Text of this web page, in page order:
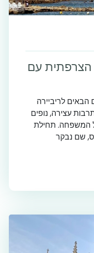
הצרפתית עם
הבאים לריביירה
עצירה, נופים
המשפחה. תחילת
שם נבקר